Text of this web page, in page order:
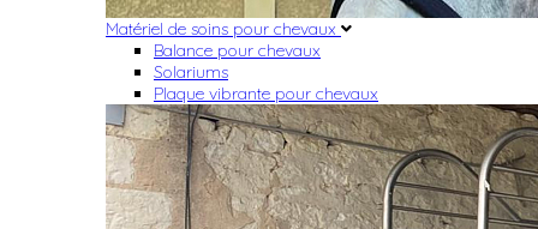
Matériel de soins pour chevaux
Balance pour chevaux
Solariums
Plaque vibrante pour chevaux